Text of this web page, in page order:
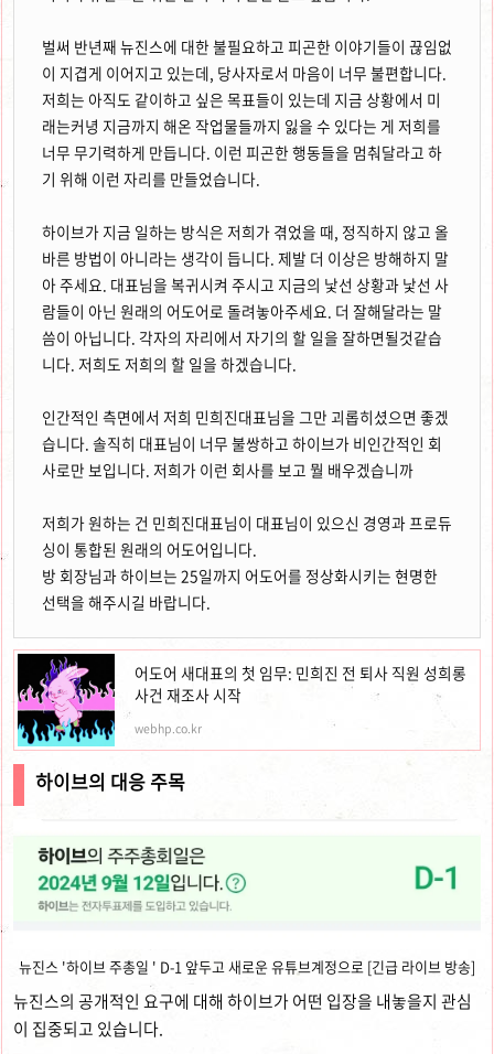
벌써 반년째 뉴진스에 대한 불필요하고 피곤한 이야기들이 끊임없
이 지겹게 이어지고 있는데, 당사자로서 마음이 너무 불편합니다.
저희는 아직도 같이하고 싶은 목표들이 있는데 지금 상황에서 미
래는커녕 지금까지 해온 작업물들까지 잃을 수 있다는 게 저희를
너무 무기력하게 만듭니다. 이런 피곤한 행동들을 멈춰달라고 하
기 위해 이런 자리를 만들었습니다.
하이브가 지금 일하는 방식은 저희가 겪었을 때, 정직하지 않고 올
바른 방법이 아니라는 생각이 듭니다. 제발 더 이상은 방해하지 말
아 주세요. 대표님을 복귀시켜 주시고 지금의 낯선 상황과 낯선 사
람들이 아닌 원래의 어도어로 돌려놓아주세요. 더 잘해달라는 말
씀이 아닙니다. 각자의 자리에서 자기의 할 일을 잘하면될것같습
니다. 저희도 저희의 할 일을 하겠습니다.
인간적인 측면에서 저희 민희진대표님을 그만 괴롭히셨으면 좋겠
습니다. 솔직히 대표님이 너무 불쌍하고 하이브가 비인간적인 회
사로만 보입니다. 저희가 이런 회사를 보고 뭘 배우겠습니까
저희가 원하는 건 민희진대표님이 대표님이 있으신 경영과 프로듀
싱이 통합된 원래의 어도어입니다.
방 회장님과 하이브는 25일까지 어도어를 정상화시키는 현명한
선택을 해주시길 바랍니다.
어도어 새대표의 첫 임무: 민희진 전 퇴사 직원 성희롱
사건 재조사 시작
webhp.co.kr
하이브의 대응 주목
뉴진스 '하이브 주총일 ' D-1 앞두고 새로운 유튜브계정으로 [긴급 라이브 방송]
뉴진스의 공개적인 요구에 대해 하이브가 어떤 입장을 내놓을지 관심
이 집중되고 있습니다.